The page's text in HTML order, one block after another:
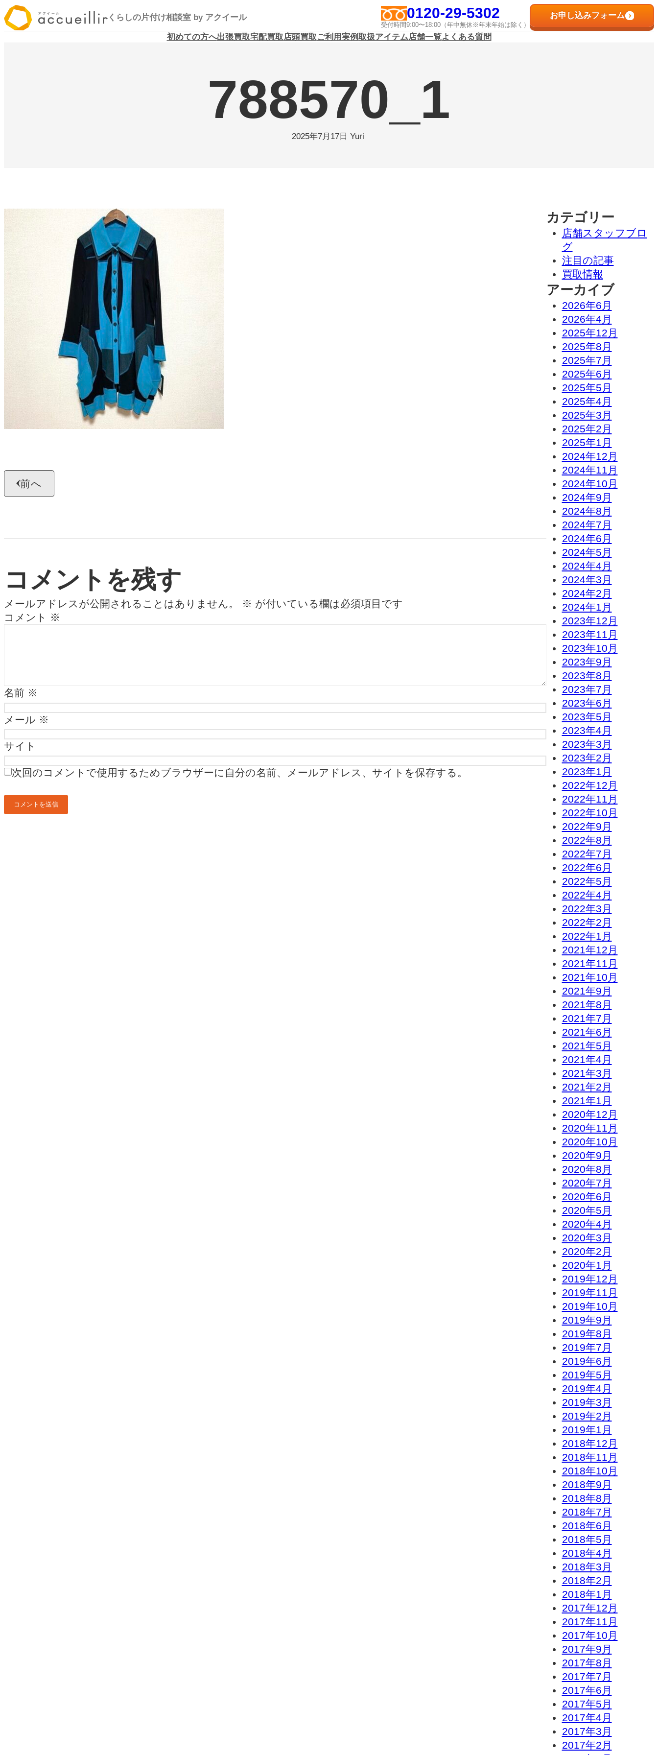
内
容
くらしの片付け相談室 by アクイール 0120-29-5302
受付時間9:00〜18:00（年中無休※年末年始は除く）
お申し込みフォーム
初めての方へ出張買取宅配買取店頭買取ご利用実例取扱アイテム店舗一覧よくある質問
788570_1
2025年7月17日 Yuri
前へ
コメントを残す
メールアドレスが公開されることはありません。 ※ が付いている欄は必須項目です
コメント
※
名前 ※
メール ※
サイト
次回のコメントで使用するためブラウザーに自分の名前、メールアドレス、サイトを保存する。
カテゴリー
店舗スタッフブロ
グ
注目の記事
買取情報
アーカイブ
2026年6月
2026年4月
2025年12月
2025年8月
2025年7月
2025年6月
2025年5月
2025年4月
2025年3月
2025年2月
2025年1月
2024年12月
2024年11月
2024年10月
2024年9月
2024年8月
2024年7月
2024年6月
2024年5月
2024年4月
2024年3月
2024年2月
2024年1月
2023年12月
2023年11月
2023年10月
2023年9月
2023年8月
2023年7月
2023年6月
2023年5月
2023年4月
2023年3月
2023年2月
2023年1月
2022年12月
2022年11月
2022年10月
2022年9月
2022年8月
2022年7月
2022年6月
2022年5月
2022年4月
2022年3月
2022年2月
2022年1月
2021年12月
2021年11月
2021年10月
2021年9月
2021年8月
2021年7月
2021年6月
2021年5月
2021年4月
2021年3月
2021年2月
2021年1月
2020年12月
2020年11月
2020年10月
2020年9月
2020年8月
2020年7月
2020年6月
2020年5月
2020年4月
2020年3月
2020年2月
2020年1月
2019年12月
2019年11月
2019年10月
2019年9月
2019年8月
2019年7月
2019年6月
2019年5月
2019年4月
2019年3月
2019年2月
2019年1月
2018年12月
2018年11月
2018年10月
2018年9月
2018年8月
2018年7月
2018年6月
2018年5月
2018年4月
2018年3月
2018年2月
2018年1月
2017年12月
2017年11月
2017年10月
2017年9月
2017年8月
2017年7月
2017年6月
2017年5月
2017年4月
2017年3月
2017年2月